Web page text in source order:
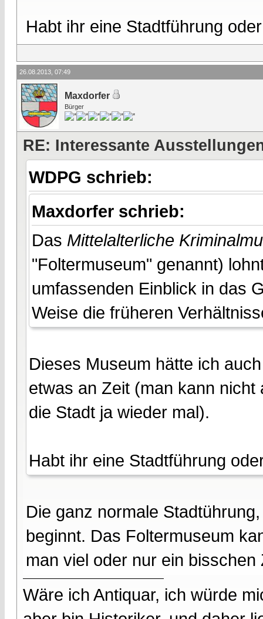
Habt ihr eine Stadtführung
26.08.2013, 07:49
Maxdorfer
Bürger
RE: Interessante
WDPG schrieb:
Maxdorfer schrieb:
Das Mittelalterliche
"Foltermuseum" genannt)
umfassenden Einblick in das
Weise die früheren
Dieses Museum hätte ich
etwas an Zeit (man kann
die Stadt ja wieder mal).
Habt ihr eine Stadtführung
Die ganz normale
beginnt. Das Foltermuseum
man viel oder nur ein bisschen
Wäre ich Antiquar, ich würde